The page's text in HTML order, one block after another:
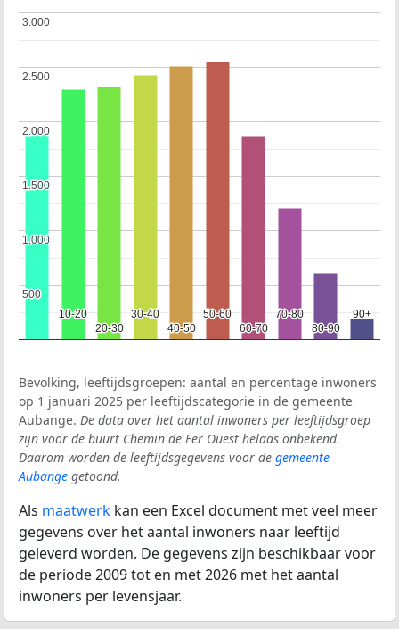
10-20
10-20
20-30
20-30
30-40
30-40
40-50
40-50
50-60
50-60
60-70
60-70
70-80
70-80
80-90
80-90
90+
90+
500
500
1.000
1.000
1.500
1.500
2.000
2.000
2.500
2.500
3.000
3.000
Bevolking, leeftijdsgroepen: aantal en percentage inwoners
op 1 januari 2025 per leeftijdscategorie in de gemeente
Aubange. De data over het aantal inwoners per leeftijdsgroep
zijn voor de buurt Chemin de Fer Ouest helaas onbekend.
Daarom worden de leeftijdsgegevens voor de gemeente
Aubange getoond.
Als maatwerk kan een Excel document met veel meer
gegevens over het aantal inwoners naar leeftijd
geleverd worden. De gegevens zijn beschikbaar voor
de periode 2009 tot en met 2026 met het aantal
inwoners per levensjaar.